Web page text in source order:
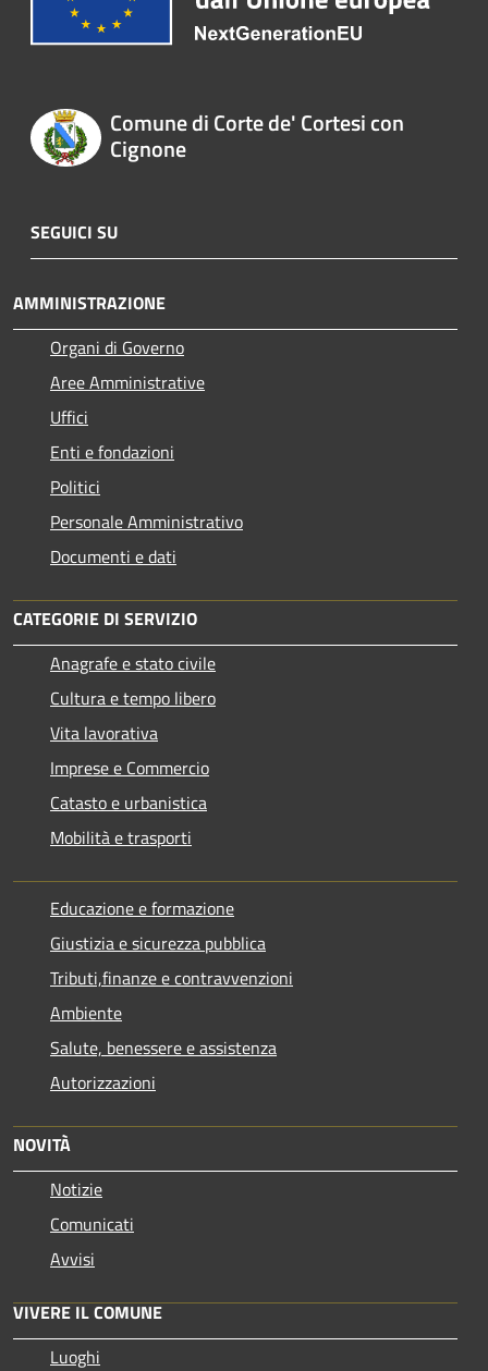
Comune di Corte de' Cortesi con
Cignone
SEGUICI SU
AMMINISTRAZIONE
Organi di Governo
Aree Amministrative
Uffici
Enti e fondazioni
Politici
Personale Amministrativo
Documenti e dati
CATEGORIE DI SERVIZIO
Anagrafe e stato civile
Cultura e tempo libero
Vita lavorativa
Imprese e Commercio
Catasto e urbanistica
Mobilità e trasporti
Educazione e formazione
Giustizia e sicurezza pubblica
Tributi,finanze e contravvenzioni
Ambiente
Salute, benessere e assistenza
Autorizzazioni
NOVITÀ
Notizie
Comunicati
Avvisi
VIVERE IL COMUNE
Luoghi